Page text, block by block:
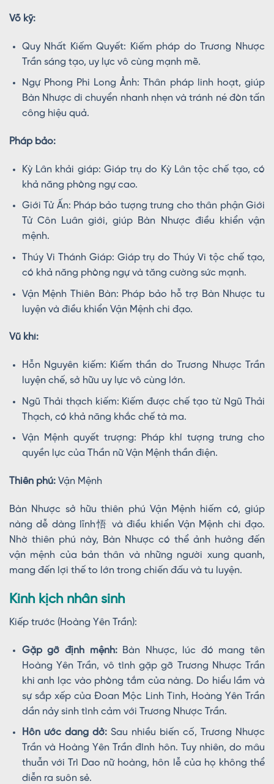
Võ kỹ:
Quy Nhất Kiếm Quyết: Kiếm pháp do Trương Nhược
Trần sáng tạo, uy lực vô cùng mạnh mẽ.
Ngự Phong Phi Long Ảnh: Thân pháp linh hoạt, giúp
Bàn Nhược di chuyển nhanh nhẹn và tránh né đòn tấn
công hiệu quả.
Pháp bảo:
Kỳ Lân khải giáp: Giáp trụ do Kỳ Lân tộc chế tạo, có
khả năng phòng ngự cao.
Giới Tử Ấn: Pháp bảo tượng trưng cho thân phận Giới
Tử Côn Luân giới, giúp Bàn Nhược điều khiển vận
mệnh.
Thúy Vi Thánh Giáp: Giáp trụ do Thúy Vi tộc chế tạo,
có khả năng phòng ngự và tăng cường sức mạnh.
Vận Mệnh Thiên Bàn: Pháp bảo hỗ trợ Bàn Nhược tu
luyện và điều khiển Vận Mệnh chi đạo.
Vũ khí:
Hỗn Nguyên kiếm: Kiếm thần do Trương Nhược Trần
luyện chế, sở hữu uy lực vô cùng lớn.
Ngũ Thải thạch kiếm: Kiếm được chế tạo từ Ngũ Thải
Thạch, có khả năng khắc chế tà ma.
Vận Mệnh quyết trượng: Pháp khí tượng trưng cho
quyền lực của Thần nữ Vận Mệnh thần điện.
Thiên phú: Vận Mệnh
Bàn Nhược sở hữu thiên phú Vận Mệnh hiếm có, giúp
nàng dễ dàng lĩnh悟 và điều khiển Vận Mệnh chi đạo.
Nhờ thiên phú này, Bàn Nhược có thể ảnh hưởng đến
vận mệnh của bản thân và những người xung quanh,
mang đến lợi thế to lớn trong chiến đấu và tu luyện.
Kinh kịch nhân sinh
Kiếp trước (Hoàng Yên Trần):
Gặp gỡ định mệnh:Bàn Nhược, lúc đó mang tên
Hoàng Yên Trần, vô tình gặp gỡ Trương Nhược Trần
khi anh lạc vào phòng tắm của nàng. Do hiểu lầm và
sự sắp xếp của Đoan Mộc Linh Tinh, Hoàng Yên Trần
dần nảy sinh tình cảm với Trương Nhược Trần.
Hôn ước dang dở:Sau nhiều biến cố, Trương Nhược
Trần và Hoàng Yên Trần đính hôn. Tuy nhiên, do mâu
thuẫn với Trì Dao nữ hoàng, hôn lễ của họ không thể
diễn ra suôn sẻ.